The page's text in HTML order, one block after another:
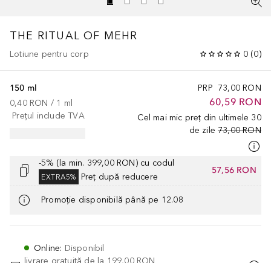
THE RITUAL OF MEHR
Lotiune pentru corp 0 (0)
PRP 73,00 RON
60,59 RON
Cel mai mic preț din ultimele 30
de zile 73,00 RON
150 ml
0,40 RON / 1 ml
Prețul include TVA
-5% (la min. 399,00 RON) cu codul
EXTRA5% Preț după reducere
57,56 RON
Promoție disponibilă până pe 12.08
Online: Disponibil
livrare gratuită de la 199,00 RON